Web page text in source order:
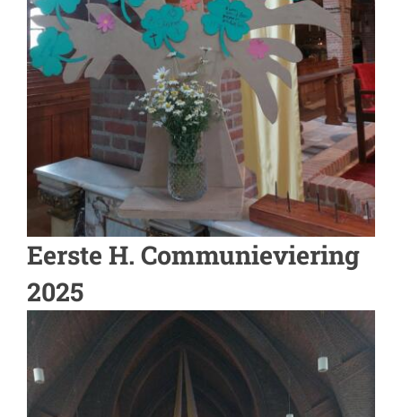
Eerste H. Communieviering
2025